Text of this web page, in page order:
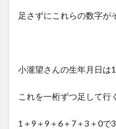
足さずにこれらの数字が
小瀧望さんの生年月日は
これを一桁ずつ足して行
1＋9＋9＋6＋7＋3＋0で